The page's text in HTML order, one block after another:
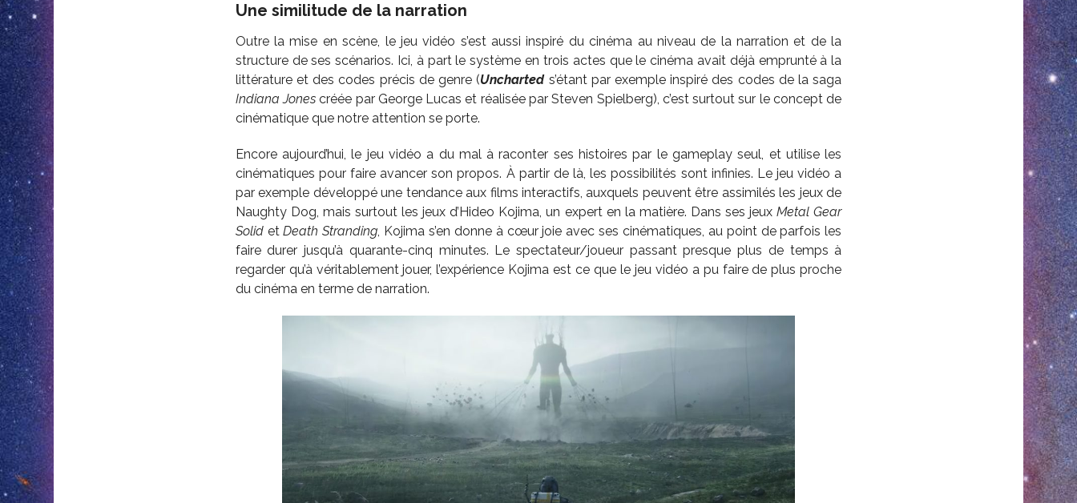
Une similitude de la narration
Outre la mise en scène, le jeu vidéo s’est aussi inspiré du cinéma au niveau de la narration et de la
structure de ses scénarios. Ici, à part le système en trois actes que le cinéma avait déjà emprunté à la
littérature et des codes précis de genre (Uncharted s’étant par exemple inspiré des codes de la saga
Indiana Jonescréée par George Lucas et réalisée par Steven Spielberg), c’est surtout sur le concept de
cinématique que notre attention se porte.
Encore aujourd’hui, le jeu vidéo a du mal à raconter ses histoires par le gameplay seul, et utilise les
cinématiques pour faire avancer son propos. À partir de là, les possibilités sont infinies. Le jeu vidéo a
par exemple développé une tendance aux films interactifs, auxquels peuvent être assimilés les jeux de
Naughty Dog, mais surtout les jeux d’Hideo Kojima, un expert en la matière. Dans ses jeuxMetal Gear
SolidetDeath Stranding, Kojima s’en donne à cœur joie avec ses cinématiques, au point de parfois les
faire durer jusqu’à quarante-cinq minutes. Le spectateur/joueur passant presque plus de temps à
regarder qu’à véritablement jouer, l’expérience Kojima est ce que le jeu vidéo a pu faire de plus proche
du cinéma en terme de narration.